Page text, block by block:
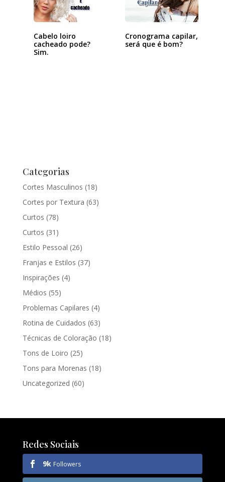
Cabelo loiro
cacheado pode?
Sim.
Cronograma capilar,
será que é bom?
Categorias
Cortes Masculinos (18)
Cortes por Textura (63)
Curtos (78)
Curtos (31)
Estilo Pessoal (26)
Franjas e Estilos (37)
Inspirações (4)
Médios (55)
Problemas Capilares (4)
Rotina de Cuidados (63)
Técnicas de Coloração (18)
Tons de Loiro (25)
Tons para Morenas (18)
Uncategorized (60)
Redes Sociais
9k Followers